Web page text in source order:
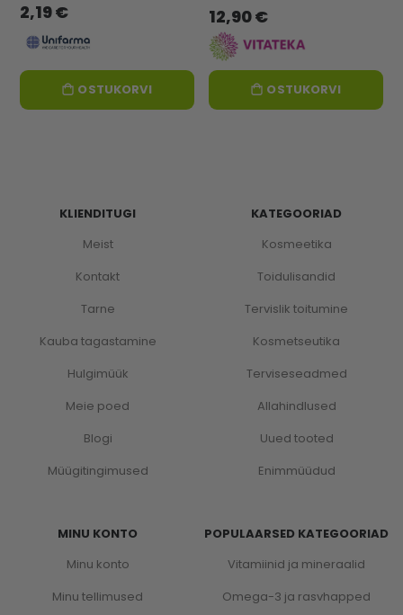
2,19 €
OSTUKORVI
12,90 €
OSTUKORVI
KLIENDITUGI
Meist
Kontakt
Tarne
Kauba tagastamine
Hulgimüük
Meie poed
Blogi
Müügitingimused
MINU KONTO
Minu konto
Minu tellimused
KATEGOORIAD
Kosmeetika
Toidulisandid
Tervislik toitumine
Kosmetseutika
Terviseseadmed
Allahindlused
Uued tooted
Enimmüüdud
POPULAARSED KATEGOORIAD
Vitamiinid ja mineraalid
Omega-3 ja rasvhapped